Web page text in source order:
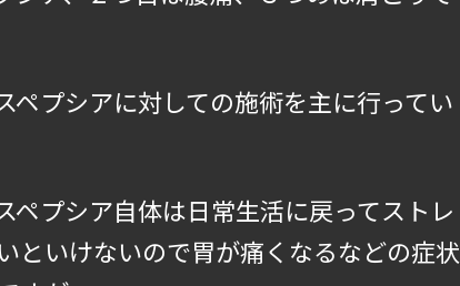
プシアに対しての施術を主に行ってい
プシア自体は日常生活に戻ってストレ
といけないので胃が痛くなるなどの症状